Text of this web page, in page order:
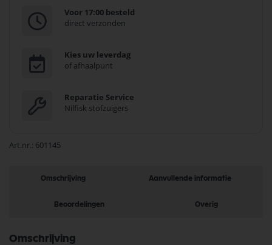
Voor 17:00 besteld
direct verzonden
Kies uw leverdag
of afhaalpunt
Reparatie Service
Nilfisk stofzuigers
Art.nr. 601145
Omschrijving Aanvullende informatie
Beoordelingen Overig
Omschrijving